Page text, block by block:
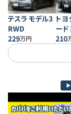
テスラ モデル3
RWD
229万円
トヨ
ード
210